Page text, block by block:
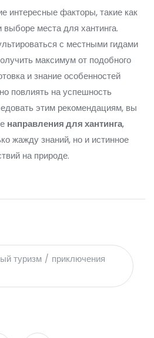
интересные факторы, такие как
выборе места для хантинга.
с местными гидами
максимум от подобного
и знание особенностей
повлиять на успешность
этим рекомендациям, вы
направления для хантинга,
жажду знаний, но и истинное
на природе.
туризм
приключения